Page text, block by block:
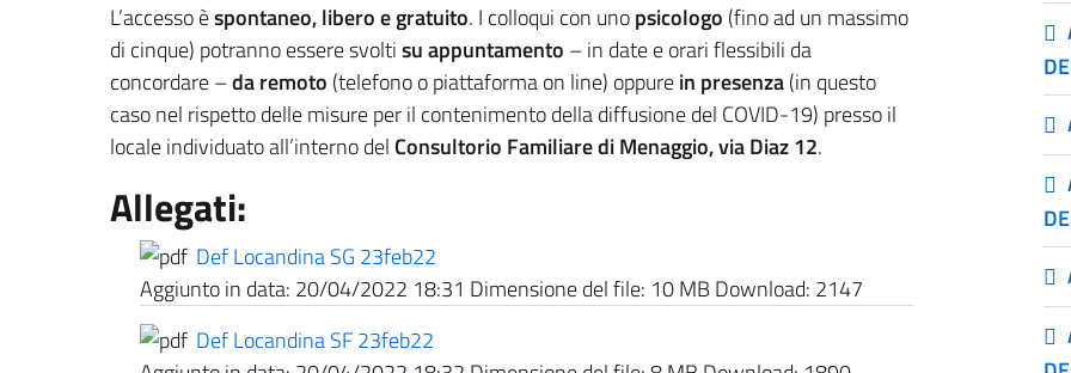
L’accesso èspontaneo, libero e gratuito. I colloqui con unopsicologo (fino ad un massimo
di cinque) potranno essere svoltisu appuntamento – in date e orari flessibili da
concordare –da remoto (telefono o piattaforma on line) oppurein presenza(in questo
caso nel rispetto delle misure per il contenimento della diffusione del COVID-19) presso il
locale individuato all’interno del Consultorio Familiare di Menaggio, via Diaz 12.
Allegati:
Def Locandina SG 23feb22
Aggiunto in data: 20/04/2022 18:31 Dimensione del file: 10 MB Download: 2147
Def Locandina SF 23feb22